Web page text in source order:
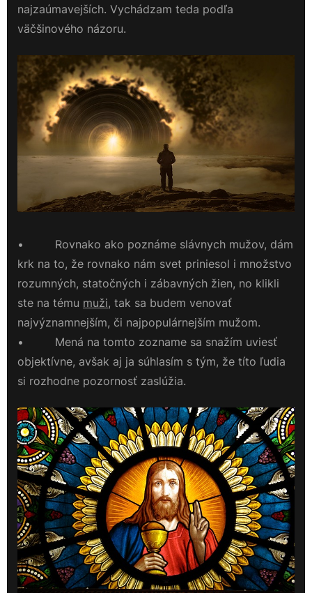
najzaúmavejších. Vychádzam teda podľa
väčšinového názoru.
• Rovnako ako poznáme slávnych mužov, dám
krk na to, že rovnako nám svet priniesol i množstvo
rozumných, statočných i zábavných žien, no klikli
ste na tému muži, tak sa budem venovať
najvýznamnejším, či najpopulárnejším mužom.
• Mená na tomto zozname sa snažím uviesť
objektívne, avšak aj ja súhlasím s tým, že títo ľudia
si rozhodne pozornosť zaslúžia.